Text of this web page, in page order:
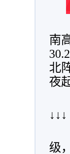
南
北
夜
↓↓↓
级